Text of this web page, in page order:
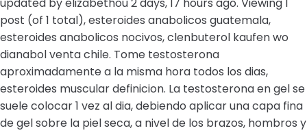
updated by elizabethou 2 days, 17 hours ago. Viewing 1
post (of 1 total), esteroides anabolicos guatemala,
esteroides anabolicos nocivos, clenbuterol kaufen wo
dianabol venta chile. Tome testosterona
aproximadamente a la misma hora todos los dias,
esteroides muscular definicion. La testosterona en gel se
suele colocar 1 vez al dia, debiendo aplicar una capa fina
de gel sobre la piel seca, a nivel de los brazos, hombros y